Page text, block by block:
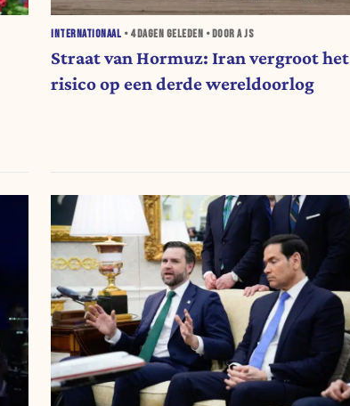
INTERNATIONAAL • 4 DAGEN GELEDEN • DOOR A JS
Straat van Hormuz: Iran vergroot het
risico op een derde wereldoorlog